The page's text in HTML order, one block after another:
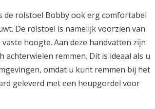
rolstoel Bobby ook erg comfortabel
De rolstoel is namelijk voorzien van
hoogte. Aan deze handvatten zijn
achterwielen remmen. Dit is ideaal als u
omdat u kunt remmen bij het
geleverd met een heupgordel voor